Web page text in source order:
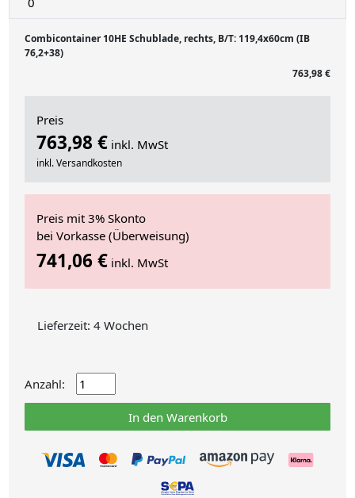
Combicontainer 10HE Schublade, rechts, B/T: 119,4x60cm (IB
76,2+38)
763,98 €
Preis
763,98 € inkl. MwSt
inkl. Versandkosten
Preis mit 3% Skonto
bei Vorkasse (Überweisung)
741,06 € inkl. MwSt
Lieferzeit: 4 Wochen
Anzahl:
In den Warenkorb